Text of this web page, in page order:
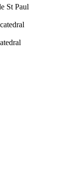
St Paul